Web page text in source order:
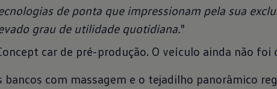
de ponta que impressionam pela sua
grau de utilidade quotidiana."
car de pré-produção. O veículo ainda não foi
bancos com massagem e o tejadilho panorâmico